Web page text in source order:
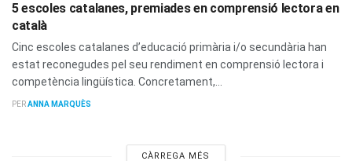
5 escoles catalanes, premiades en comprensió lectora en
català
Cinc escoles catalanes d’educació primària i/o secundària han
estat reconegudes pel seu rendiment en comprensió lectora i
competència lingüística. Concretament,...
PERANNA MARQUÈS
CÀRREGA MÉS